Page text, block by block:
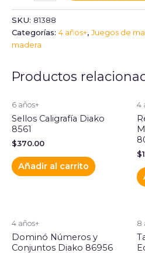
SKU: 81388
Categorías: 4 años+, Juegos de
madera
Productos
6 años+
Sellos Caligrafía Diako
8561
$370.00
Añadir al carrito
4
$
4 años+
Dominó Números y
Conjuntos Diako 86956
8